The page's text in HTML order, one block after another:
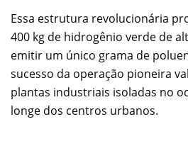
Essa estrutura revolucionária
400 kg de hidrogênio verde de
emitir um único grama de
sucesso da operação pioneira
plantas industriais isoladas no
longe dos centros urbanos.